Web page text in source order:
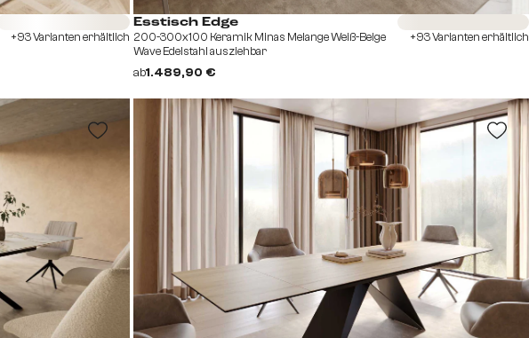
Sofort versandfertig
+93 Varianten erhältlich
Esstisch Edge
200-300x100 Keramik Minas Melange Weiß-Beige
Wave Edelstahl ausziehbar
ab1.489,90 €
Sofort versandfertig
+93 Varianten erhältlich